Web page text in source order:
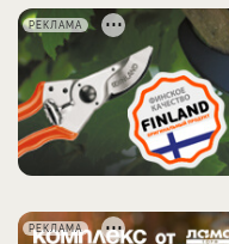
РЕКЛАМА
РЕКЛАМА